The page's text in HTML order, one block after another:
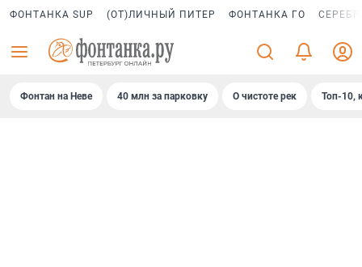
ФОНТАНКА SUP (ОТ)ЛИЧНЫЙ ПИТЕР ФОНТАНКА ГО
Фонтан на Неве 40 млн за парковку О чистоте рек Топ-10,